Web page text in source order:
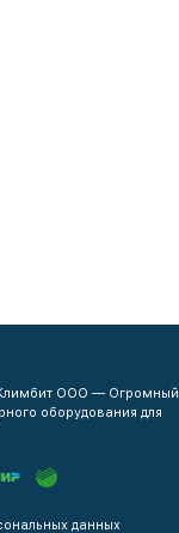
ООО — Огромный
оборудования для
данных